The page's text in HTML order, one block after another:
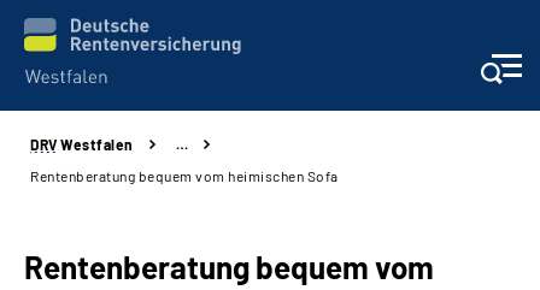
Kontakt und Beratung
DRV Westfalen
…
Rentenberatung bequem vom heimischen Sofa
Rentenberatung bequem vom